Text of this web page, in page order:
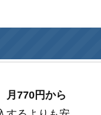
月770円から